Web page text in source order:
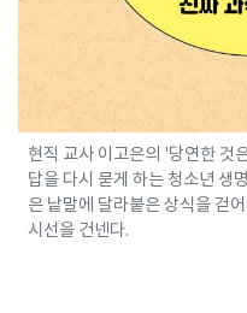
현직 교사 이고은의 '당연한 것
답을 다시 묻게 하는 청소년 생
은 낱말에 달라붙은 상식을 걷
시선을 건넨다.